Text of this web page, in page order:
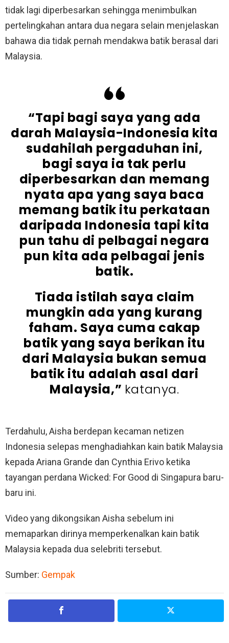
tidak lagi diperbesarkan sehingga menimbulkan
pertelingkahan antara dua negara selain menjelaskan
bahawa dia tidak pernah mendakwa batik berasal dari
Malaysia.
“Tapi bagi saya yang ada
darah Malaysia-Indonesia kita
sudahilah pergaduhan ini,
bagi saya ia tak perlu
diperbesarkan dan memang
nyata apa yang saya baca
memang batik itu perkataan
daripada Indonesia tapi kita
pun tahu di pelbagai negara
pun kita ada pelbagai jenis
batik.
Tiada istilah saya claim
mungkin ada yang kurang
faham. Saya cuma cakap
batik yang saya berikan itu
dari Malaysia bukan semua
batik itu adalah asal dari
Malaysia,” katanya.
Terdahulu, Aisha berdepan kecaman netizen
Indonesia selepas menghadiahkan kain batik Malaysia
kepada Ariana Grande dan Cynthia Erivo ketika
tayangan perdana Wicked: For Good di Singapura baru-
baru ini.
Video yang dikongsikan Aisha sebelum ini
memaparkan dirinya memperkenalkan kain batik
Malaysia kepada dua selebriti tersebut.
Sumber: Gempak